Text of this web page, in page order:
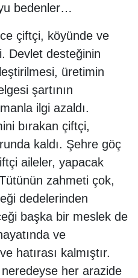
bedenler…
çiftçi, köyünde ve
Devlet desteğinin
üretimin
şartının
ilgi azaldı.
bırakan çiftçi,
kaldı. Şehre göç
aileler, yapacak
zahmeti çok,
dedelerinden
başka bir meslek de
ve
hatırası kalmıştır.
her arazide